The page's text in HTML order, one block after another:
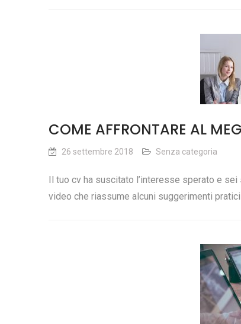
COME AFFRONTARE AL
26 settembre 2018 Senza categoria
Il tuo cv ha suscitato l’interesse sperato e sei
video che riassume alcuni suggerimenti